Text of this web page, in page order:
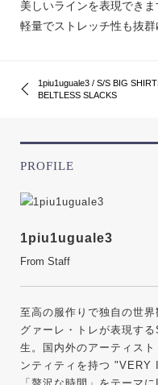
美しいラインを表現できま
軽量でストレッチ性も抜群
1piu1uguale3 / S/S BIG
BELTLESS SLACKS
PROFILE
1piu1uguale3
From Staff
至高の服作りで独自の世
グァーレ・トレが表現す
生。国内外のアーティス
ンティティを持つ "VERY